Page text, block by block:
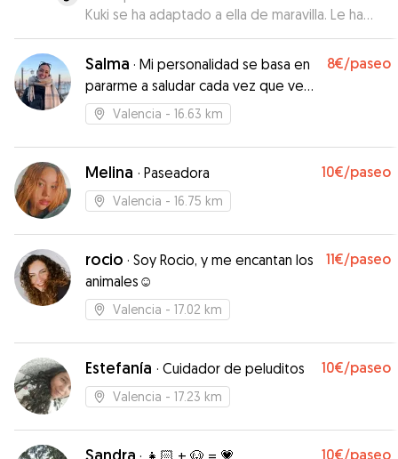
Kuki se ha adaptado a ella de maravilla. Le ha
cogido mucho afecto y se nota el amor y los
cuidados que ke ha dado. Mi valoración es la
máxima. La próxima vez volveré a repetir.
Además cabe valorar el lugar donde están los
perros. Un chalet muy bien acondicionado para
gracias Concha.”
Salma · Mi personalidad se basa en
pararme a saludar cada vez que veo
perros por la calle.
8€/paseo
Valencia - 16.63 km
Melina · Paseadora 10€/paseo
Valencia - 16.75 km
rocio · Soy Rocio, y me encantan los
animales☺️
11€/paseo
Valencia - 17.02 km
Estefanía · Cuidador de peluditos 10€/paseo
Valencia - 17.23 km
· 👧🏻 + 🐶 = 💗 10€/paseo